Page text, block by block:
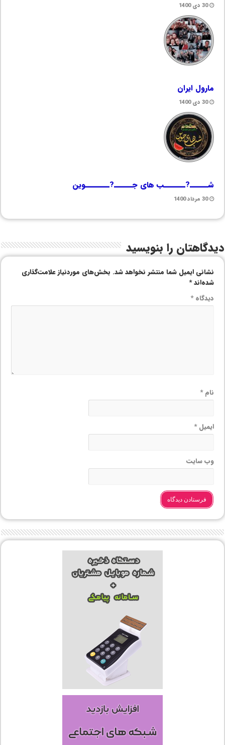
30 دی 1400
مارول ایران
30 دی 1400
شــــــ?ـــــــب های جــــــ?ــــــــوین
30 مرداد 1400
دیدگاهتان را بنویسید
نشانی ایمیل شما منتشر نخواهد شد. بخش‌های موردنیاز علامت‌گذاری
شده‌اند*
دیدگاه*
نام*
ایمیل*
وب‌ سایت